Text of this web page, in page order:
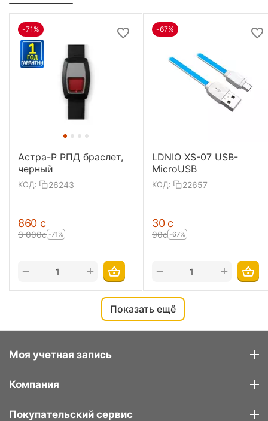
-71%
Астра-Р РПД браслет,
черный
КОД: 26243
‍860‍ с
3 000с -71%
+
−
-67%
LDNIO XS-07 USB-
MicroUSB
КОД: 22657
‍30‍ с
‍90‍с -67%
+
−
Показать ещё
Моя учетная запись
Компания
Покупательский сервис